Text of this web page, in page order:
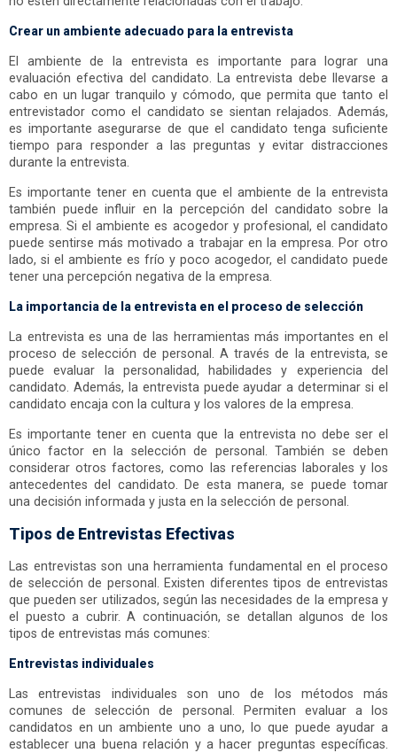
Crear un ambiente adecuado para la entrevista
El ambiente de la entrevista es importante para lograr una
evaluación efectiva del candidato. La entrevista debe llevarse a
cabo en un lugar tranquilo y cómodo, que permita que tanto el
entrevistador como el candidato se sientan relajados. Además,
es importante asegurarse de que el candidato tenga suficiente
tiempo para responder a las preguntas y evitar distracciones
durante la entrevista.
Es importante tener en cuenta que el ambiente de la entrevista
también puede influir en la percepción del candidato sobre la
empresa. Si el ambiente es acogedor y profesional, el candidato
puede sentirse más motivado a trabajar en la empresa. Por otro
lado, si el ambiente es frío y poco acogedor, el candidato puede
tener una percepción negativa de la empresa.
La importancia de la entrevista en el proceso de selección
La entrevista es una de las herramientas más importantes en el
proceso de selección de personal. A través de la entrevista, se
puede evaluar la personalidad, habilidades y experiencia del
candidato. Además, la entrevista puede ayudar a determinar si el
candidato encaja con la cultura y los valores de la empresa.
Es importante tener en cuenta que la entrevista no debe ser el
único factor en la selección de personal. También se deben
considerar otros factores, como las referencias laborales y los
antecedentes del candidato. De esta manera, se puede tomar
una decisión informada y justa en la selección de personal.
Tipos de Entrevistas Efectivas
Las entrevistas son una herramienta fundamental en el proceso
de selección de personal. Existen diferentes tipos de entrevistas
que pueden ser utilizados, según las necesidades de la empresa y
el puesto a cubrir. A continuación, se detallan algunos de los
tipos de entrevistas más comunes:
Entrevistas individuales
Las entrevistas individuales son uno de los métodos más
comunes de selección de personal. Permiten evaluar a los
candidatos en un ambiente uno a uno, lo que puede ayudar a
establecer una buena relación y a hacer preguntas específicas.